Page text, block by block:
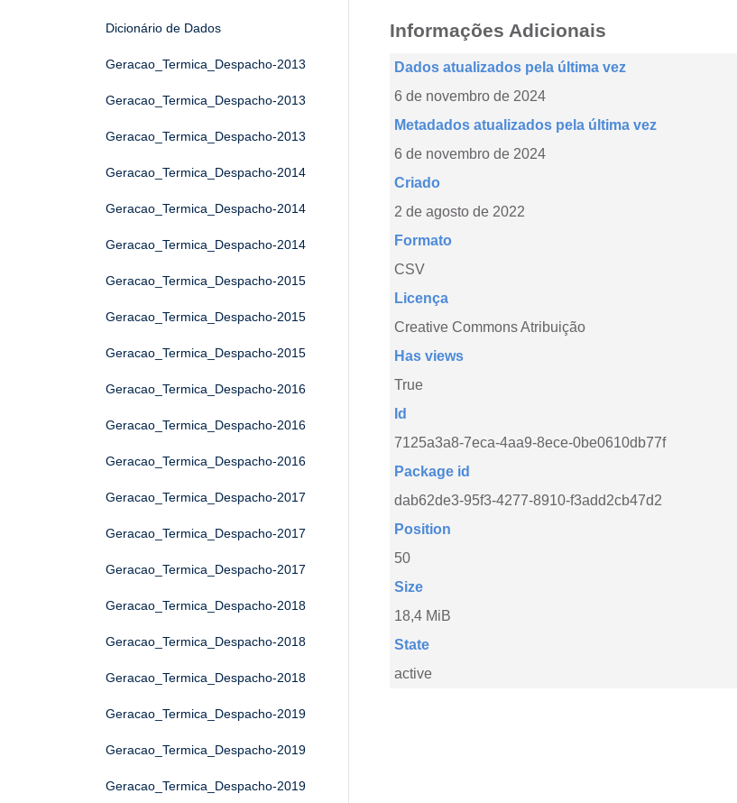
Dicionário de Dados
Geracao_Termica_Despacho-2013
Geracao_Termica_Despacho-2013
Geracao_Termica_Despacho-2013
Geracao_Termica_Despacho-2014
Geracao_Termica_Despacho-2014
Geracao_Termica_Despacho-2014
Geracao_Termica_Despacho-2015
Geracao_Termica_Despacho-2015
Geracao_Termica_Despacho-2015
Geracao_Termica_Despacho-2016
Geracao_Termica_Despacho-2016
Geracao_Termica_Despacho-2016
Geracao_Termica_Despacho-2017
Geracao_Termica_Despacho-2017
Geracao_Termica_Despacho-2017
Geracao_Termica_Despacho-2018
Geracao_Termica_Despacho-2018
Geracao_Termica_Despacho-2018
Geracao_Termica_Despacho-2019
Geracao_Termica_Despacho-2019
Geracao_Termica_Despacho-2019
Informações Adicionais
Dados atualizados pela última vez
6 de novembro de 2024
Metadados atualizados pela última vez
6 de novembro de 2024
Criado
2 de agosto de 2022
Formato
CSV
Licença
Creative Commons Atribuição
Has views
True
Id
7125a3a8-7eca-4aa9-8ece-0be0610db77f
Package id
dab62de3-95f3-4277-8910-f3add2cb47d2
Position
50
Size
18,4 MiB
State
active